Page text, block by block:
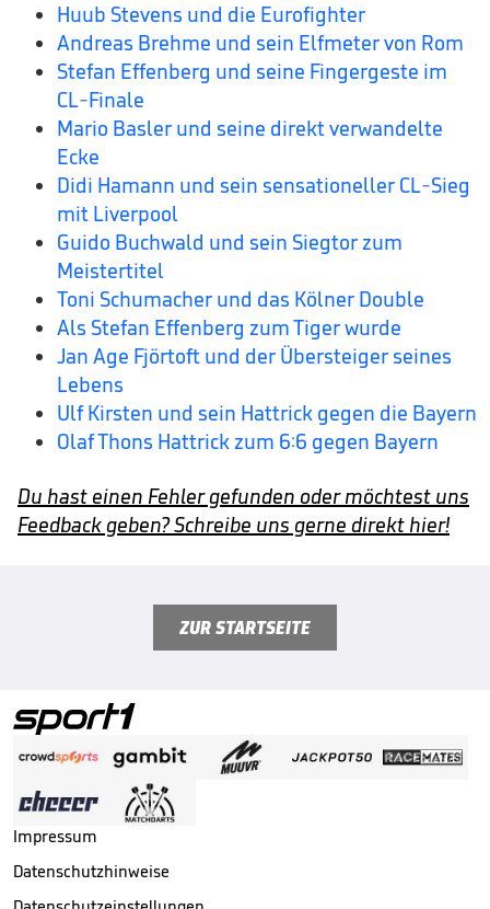
Huub Stevens und die Eurofighter
Andreas Brehme und sein Elfmeter von Rom
Stefan Effenberg und seine Fingergeste im
CL-Finale
Mario Basler und seine direkt verwandelte
Ecke
Didi Hamann und sein sensationeller CL-Sieg
mit Liverpool
Guido Buchwald und sein Siegtor zum
Meistertitel
Toni Schumacher und das Kölner Double
Als Stefan Effenberg zum Tiger wurde
Jan Age Fjörtoft und der Übersteiger seines
Lebens
Ulf Kirsten und sein Hattrick gegen die Bayern
Olaf Thons Hattrick zum 6:6 gegen Bayern
Du hast einen Fehler gefunden oder möchtest uns
Feedback geben? Schreibe uns gerne direkt hier!
ZUR STARTSEITE
Impressum
Datenschutzhinweise